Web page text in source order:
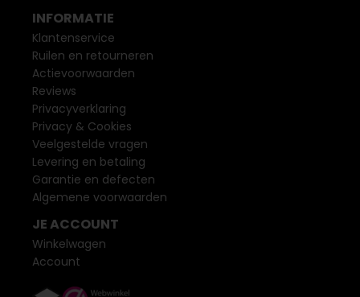
INFORMATIE
Klantenservice
Ruilen en retourneren
Actievoorwaarden
Reviews
Privacyverklaring
Privacy & Cookies
Veelgestelde vragen
Levering en betaling
Garantie en defecten
Algemene voorwaarden
JE ACCOUNT
Winkelwagen
Account